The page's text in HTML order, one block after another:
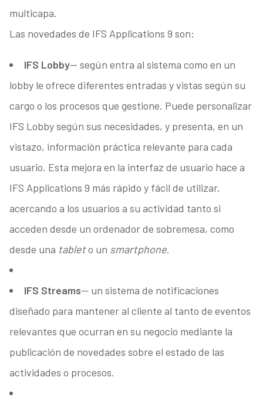
multicapa.
Las novedades de IFS Applications 9 son:
IFS Lobby— según entra al sistema como en un
lobby le ofrece diferentes entradas y vistas según su
cargo o los procesos que gestione. Puede personalizar
IFS Lobby según sus necesidades, y presenta, en un
vistazo, información práctica relevante para cada
usuario. Esta mejora en la interfaz de usuario hace a
IFS Applications 9 más rápido y fácil de utilizar,
acercando a los usuarios a su actividad tanto si
acceden desde un ordenador de sobremesa, como
desde una tableto un smartphone.
IFS Streams— un sistema de notificaciones
diseñado para mantener al cliente al tanto de eventos
relevantes que ocurran en su negocio mediante la
publicación de novedades sobre el estado de las
actividades o procesos.